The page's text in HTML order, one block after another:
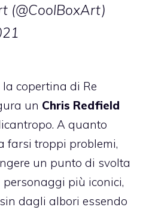
(@CoolBoxArt)
copertina di Re
un Chris Redfield
A quanto
farsi troppi problemi,
un punto di svolta
più iconici,
dagli albori essendo